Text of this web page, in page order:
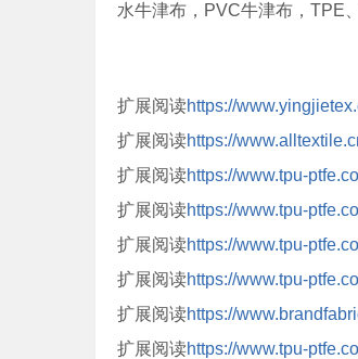
水牛津布，PVC牛津布，TPE
扩展阅读https://
扩展阅读https://
扩展阅读https://www.tpu-
扩展阅读https://www.tpu-
扩展阅读https://www.tpu-
扩展阅读https://www.tpu-
扩展阅读https://
扩展阅读https://www.tpu-